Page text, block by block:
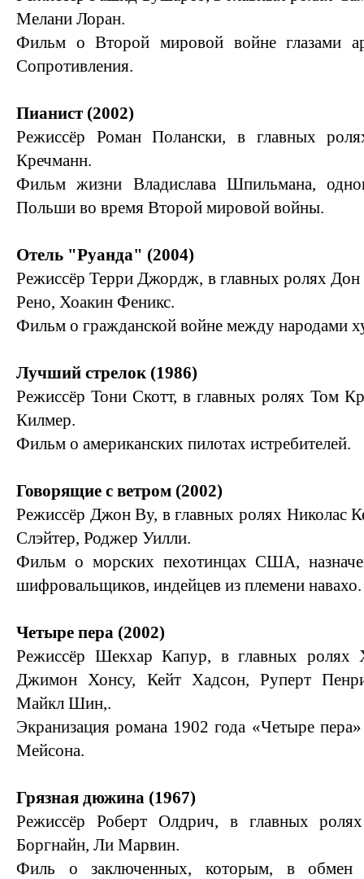
Мелани Лоран.
Фильм о Второй мировой войне глазами
Сопротивления.
Пианист (2002)
Режиссёр Роман Полански, в главных
Кречманн.
Фильм жизни Владислава Шпильмана,
Польши во время Второй мировой войны.
Отель "Руанда" (2004)
Режиссёр Терри Джордж, в главных ролях
Рено, Хоакин Феникс.
Фильм о гражданской войне между народами
Лучший стрелок (1986)
Режиссёр Тони Скотт, в главных ролях Том
Килмер.
Фильм о американских пилотах истребителей.
Говорящие с ветром (2002)
Режиссёр Джон Ву, в главных ролях Николас
Слэйтер, Роджер Уилли.
Фильм о морских пехотинцах США,
шифровальщиков, индейцев из племени навахо.
Четыре пера (2002)
Режиссёр Шекхар Капур, в главных ролях
Джимон Хонсу, Кейт Хадсон, Руперт
Майкл Шин,.
Экранизация романа 1902 года «Четыре
Мейсона.
Грязная дюжина (1967)
Режиссёр Роберт Олдрич, в главных
Боргнайн, Ли Марвин.
Филь о заключенных, которым, в обмен